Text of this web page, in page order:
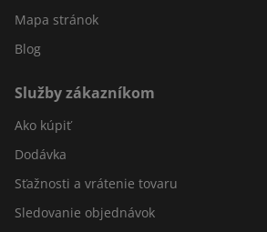
Mapa stránok
Blog
Služby zákazníkom
Ako kúpiť
Dodávka
Sťažnosti a vrátenie tovaru
Sledovanie objednávok